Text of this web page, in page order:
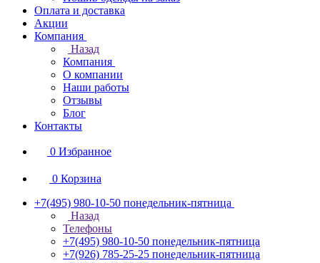
Оплата и доставка
Акции
Компания
Назад
Компания
О компании
Наши работы
Отзывы
Блог
Контакты
0 Избранное
0 Корзина
+7(495) 980-10-50 понедельник-пятница
Назад
Телефоны
+7(495) 980-10-50 понедельник-пятница
+7(926) 785-25-25 понедельник-пятница